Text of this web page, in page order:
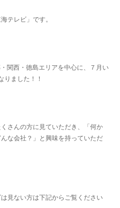
テレビ」です。
関西・徳島エリアを中心に、７月い
りました！！
さんの方に見ていただき、「何か
な会社？」と興味を持っていただ
見ない方は下記からご覧ください